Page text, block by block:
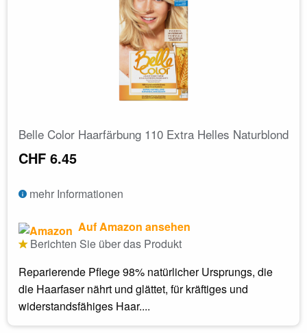
Belle Color Haarfärbung 110 Extra Helles Naturblond
CHF 6.45
mehr Informationen
Auf Amazon ansehen
Berichten Sie über das Produkt
Reparierende Pflege 98% natürlicher Ursprungs, die
die Haarfaser nährt und glättet, für kräftiges und
widerstandsfähiges Haar....